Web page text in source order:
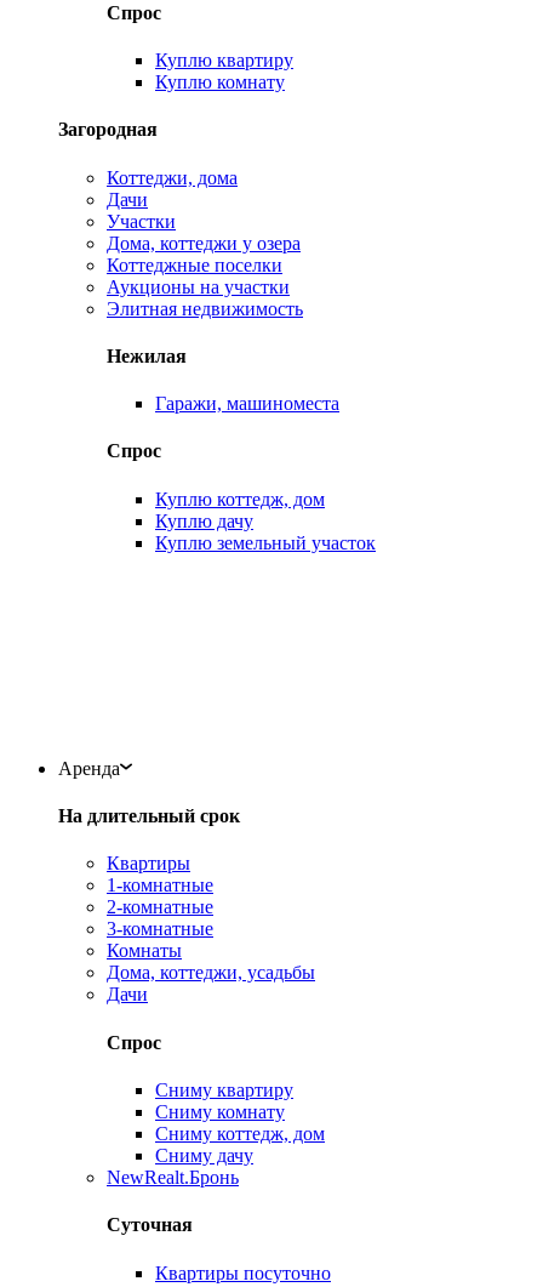
Спрос
Куплю квартиру
Куплю комнату
Загородная
Коттеджи, дома
Дачи
Участки
Дома, коттеджи у озера
Коттеджные поселки
Аукционы на участки
Элитная недвижимость
Нежилая
Гаражи, машиноместа
Спрос
Куплю коттедж, дом
Куплю дачу
Куплю земельный участок
Аренда
На длительный срок
Квартиры
1-комнатные
2-комнатные
3-комнатные
Комнаты
Дома, коттеджи, усадьбы
Дачи
Спрос
Сниму квартиру
Сниму комнату
Сниму коттедж, дом
Сниму дачу
NewRealt.Бронь
Суточная
Квартиры посуточно